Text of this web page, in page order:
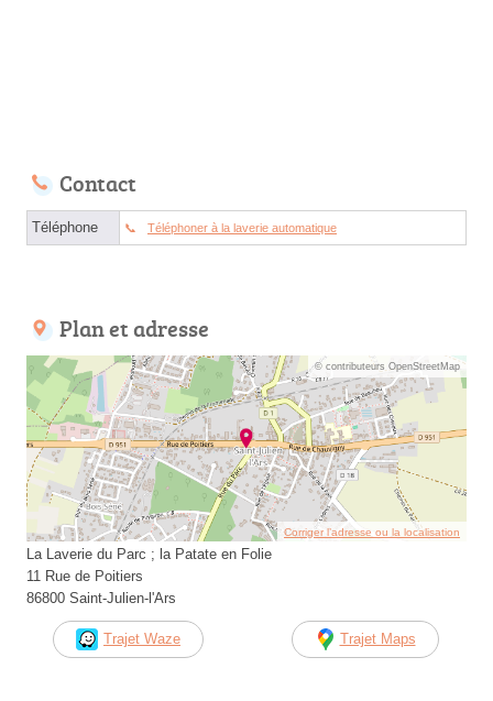
Contact
Téléphone Téléphoner à la laverie automatique
Plan et adresse
© contributeurs OpenStreetMap
Corriger l’adresse ou la localisation
La Laverie du Parc ; la Patate en Folie
11 Rue de Poitiers
86800 Saint-Julien-l'Ars
Trajet Waze Trajet Maps